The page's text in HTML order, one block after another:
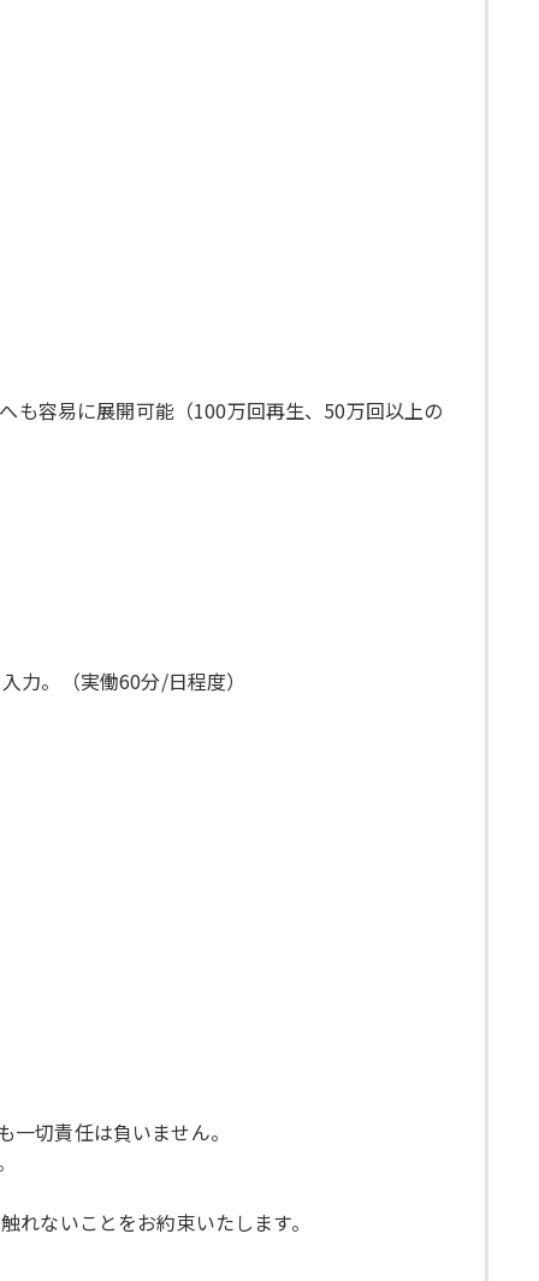
も容易に展開可能（100万回再生、50万回以上の
力。（実働60分/日程度）
切責任は負いません。
ないことをお約束いたします。